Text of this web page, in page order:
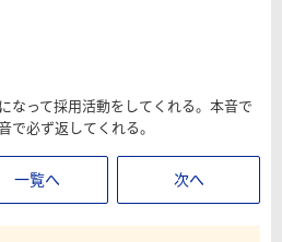
なって採用活動をしてくれる。本音で
で必ず返してくれる。
一覧へ 次へ